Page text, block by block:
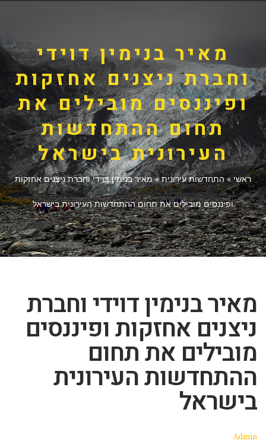
מאיר בנימין דוידי
וחברת ניצנים אחזקות
ופיננסים מובילים את
תחום ההתחדשות
העירונית בישראל
ראשי » התחדשות עירונית » מאיר בנימין דוידי וחברת ניצנים אחזקות
ופיננסים מובילים את תחום ההתחדשות העירונית בישראל
מאיר בנימין דוידי וחברת
ניצנים אחזקות ופיננסים
מובילים את תחום
ההתחדשות העירונית
בישראל
Admin